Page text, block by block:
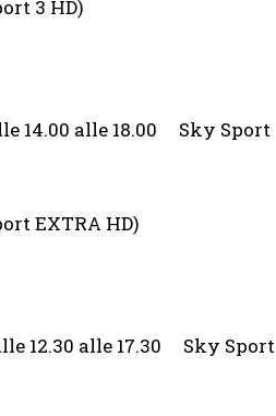
3 HD)
alle 18.00 Sky Sport
EXTRA HD)
alle 17.30 Sky Sport